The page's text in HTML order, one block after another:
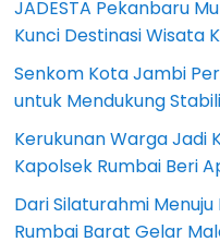
JADESTA Pekanbaru
Kunci Destinasi Wisata
Senkom Kota Jambi
untuk Mendukung
Kerukunan Warga Jadi
Kapolsek Rumbai Beri
Dari Silaturahmi Menuju
Rumbai Barat Gelar